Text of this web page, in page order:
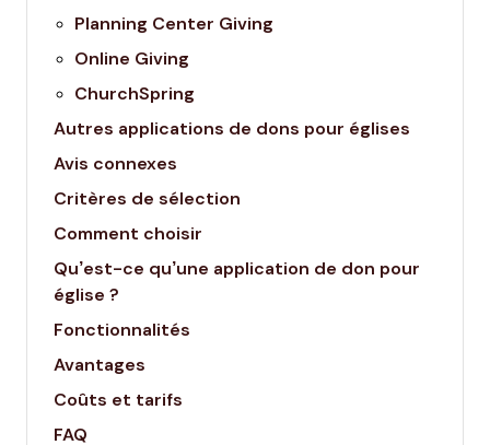
Planning Center Giving
Online Giving
ChurchSpring
Autres applications de dons pour églises
Avis connexes
Critères de sélection
Comment choisir
Qu’est-ce qu’une application de don pour
église ?
Fonctionnalités
Avantages
Coûts et tarifs
FAQ